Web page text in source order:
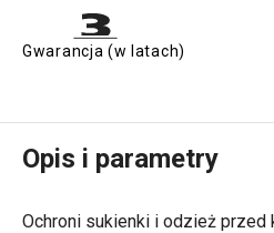
Gwarancja (w latach)
Opis i parametry
Ochroni sukienki i odzież przed